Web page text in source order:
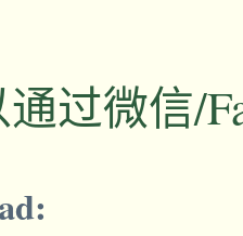
过微信/